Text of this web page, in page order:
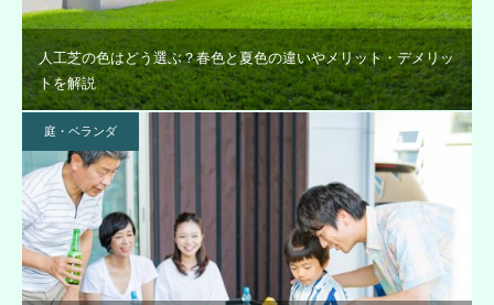
人工芝の色はどう選ぶ？春色と夏色の違いやメリット・デメリッ
トを解説
庭・ベランダ